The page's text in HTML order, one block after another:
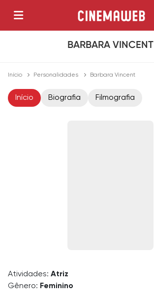
BARBARA VINCENT
Início Personalidades Barbara Vincent
Início Biografia Filmografia
Atividades: Atriz
Gênero: Feminino